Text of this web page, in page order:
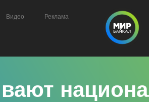
Видео Реклама